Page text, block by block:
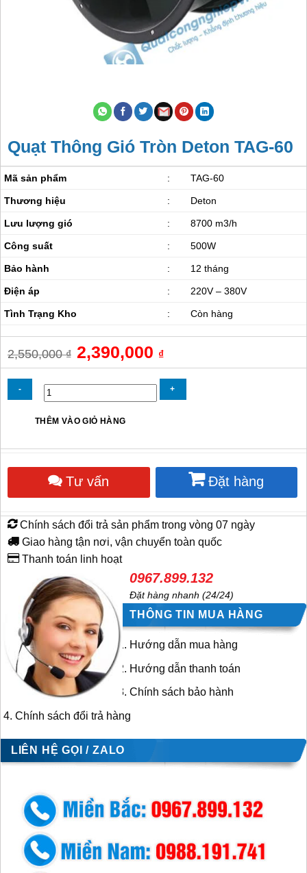
Quạt Thông Gió Tròn Deton TAG-60
Mã sản phẩm : TAG-60
Thương hiệu : Deton
Lưu lượng gió : 8700 m3/h
Công suất : 500W
Bảo hành : 12 tháng
Điện áp : 220V – 380V
Tình Trạng Kho : Còn hàng
2,550,000₫
Giá
gốc
là:
2,390,000 ₫
Giá
hiện
tại
là:
2,390,000 ₫.
Deton
lượng
THÊM VÀO GIỎ HÀNG
Tư vấn Đặt hàng
Chính sách đổi trả sản phẩm trong vòng 07 ngày
Giao hàng tận nơi, vận chuyển toàn quốc
Thanh toán linh hoạt
0967.899.132
Đặt hàng nhanh (24/24)
THÔNG TIN MUA HÀNG
Hướng dẫn mua hàng
Hướng dẫn thanh toán
Chính sách bảo hành
Chính sách đổi trả hàng
LIÊN HỆ GỌI / ZALO